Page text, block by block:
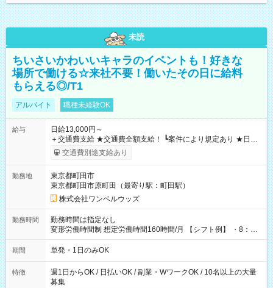
未読
ちいさいかわいいキャラのイベントも！好きな
場所で働ける☆来社不要！働いたその日に給料
もらえる◎/T1
アルバイト 職種未経験OK
給与
日給13,000円～
＋交通費支給 ★交通費全額支給！ ┗案件により規定あり ★日払
いOK！（規定あり） ┗働いたその日に現金GET♪ お仕事後はコ
ンビニATMから 日払い分を引き落とせます！ 【試用期間】試
交通費別途支給あり
勤務地
東京都町田市
東京都町田市原町田（最寄り駅：町田駅）
株式会社ワンベルウッズ
勤務時間
勤務時間は指定なし
変形労働時間制 想定労働時間160時間/月 【シフト例】 ・8：00
～21：00
期間 単発・1日のみOK
特徴
週1日からOK / 日払いOK / 副業・WワークOK / 10名以上の大量
募集